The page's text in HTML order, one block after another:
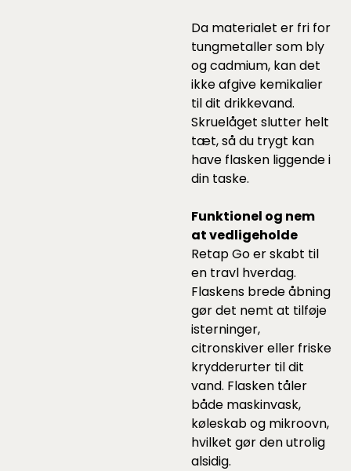
Da materialet er fri for
tungmetaller som bly
og cadmium, kan det
ikke afgive kemikalier
til dit drikkevand.
Skruelåget slutter helt
tæt, så du trygt kan
have flasken liggende i
din taske.
Funktionel og nem
at vedligeholde
Retap Go er skabt til
en travl hverdag.
Flaskens brede åbning
gør det nemt at tilføje
isterninger,
citronskiver eller friske
krydderurter til dit
vand. Flasken tåler
både maskinvask,
køleskab og mikroovn,
hvilket gør den utrolig
alsidig.